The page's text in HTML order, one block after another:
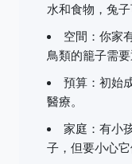
水和食物，兔子
空間：你家
鳥類的籠子需要
預算：初始
醫療。
家庭：有小
子，但要小心它